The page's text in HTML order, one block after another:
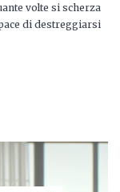
volte si scherza
di destreggiarsi